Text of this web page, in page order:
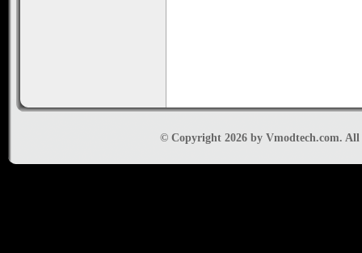
© Copyright 2026 by Vmodtech.com.